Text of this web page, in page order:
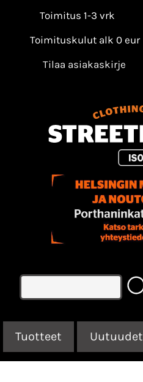
Toimitus 1-3 vrk
Toimituskulut alk 0 eur
Tilaa asiakaskirje
Tuotteet Uutuudet